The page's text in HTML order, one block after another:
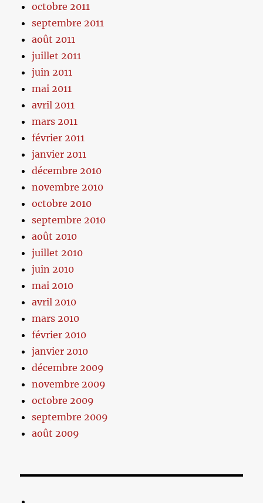
octobre 2011
septembre 2011
août 2011
juillet 2011
juin 2011
mai 2011
avril 2011
mars 2011
février 2011
janvier 2011
décembre 2010
novembre 2010
octobre 2010
septembre 2010
août 2010
juillet 2010
juin 2010
mai 2010
avril 2010
mars 2010
février 2010
janvier 2010
décembre 2009
novembre 2009
octobre 2009
septembre 2009
août 2009